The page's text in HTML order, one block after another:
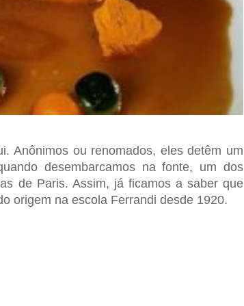
Anônimos ou renomados, eles detêm um
desembarcamos na fonte, um dos
de Paris. Assim, já ficamos a saber que
origem na escola Ferrandi desde 1920.